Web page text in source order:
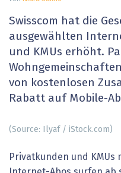
Swisscom hat die
ausgewählten
und KMUs erhöht.
von kostenlosen
Rabatt auf Mobile-
(Source: Ilyaf / iStock.com)
Privatkunden und KMUs